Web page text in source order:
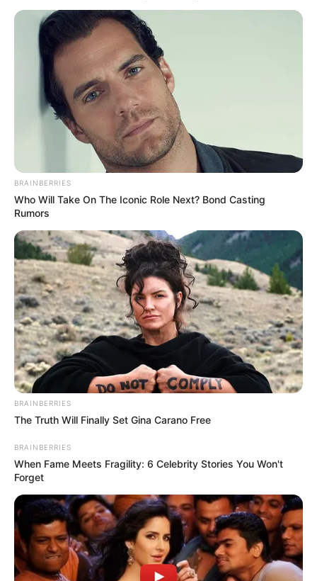
BRAINBERRIES
Who Will Take On The Iconic Role Next? Bond Casting
Rumors
BRAINBERRIES
The Truth Will Finally Set Gina Carano Free
BRAINBERRIES
When Fame Meets Fragility: 6 Celebrity Stories You Won't
Forget